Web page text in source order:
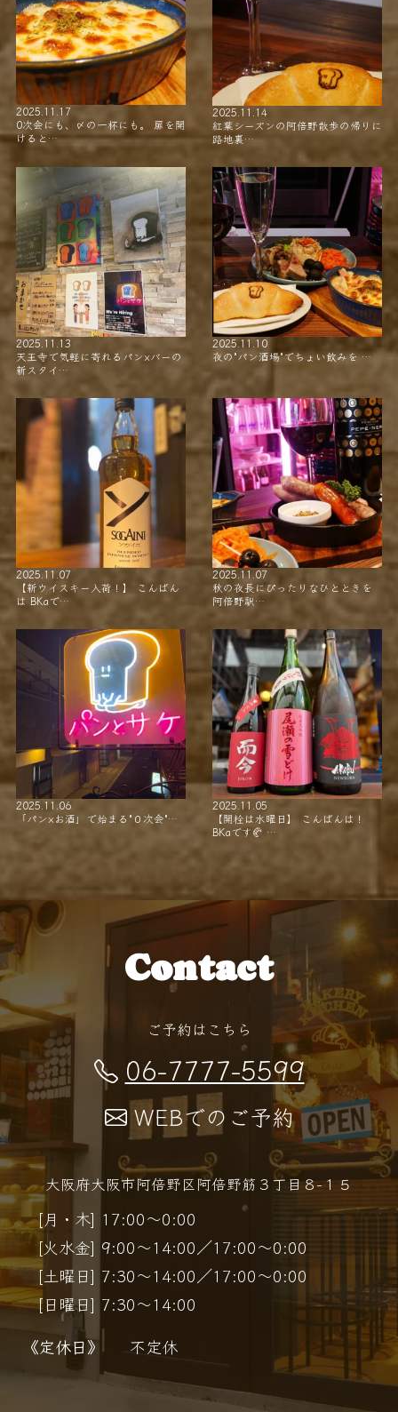
2025.11.17
0次会にも、〆の一杯にも。 扉を開
けると…
2025.11.14
紅葉シーズンの阿倍野散歩の帰りに
路地裏…
2025.11.13
天王寺で気軽に寄れるパン×バーの
新スタイ…
2025.11.10
夜の"パン酒場"でちょい飲みを …
2025.11.07
【新ウイスキー入荷！】 こんばん
は BKaで…
2025.11.07
秋の夜長にぴったりなひとときを
阿倍野駅…
2025.11.06
「パン×お酒」で始まる"０次会"…
2025.11.05
【開栓は水曜日】 こんばんは！
BKaです🥐 …
Contact
ご予約はこちら
06-7777-5599
WEBでのご予約
大阪府大阪市阿倍野区阿倍野筋３丁目８−１５
[月・木] 17:00～0:00
[火水金] 9:00～14:00／17:00～0:00
[土曜日] 7:30～14:00／17:00～0:00
[日曜日] 7:30～14:00
《定休日》
不定休